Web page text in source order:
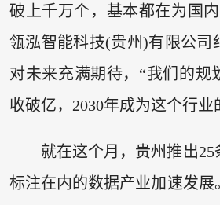
破上千万个，基本都在为国
瓴泓智能科技(贵州)有限公司
对未来充满期待，“我们的规
收破亿，2030年成为这个行业
就在这个月，贵州推出
标注在内的数据产业加速发展